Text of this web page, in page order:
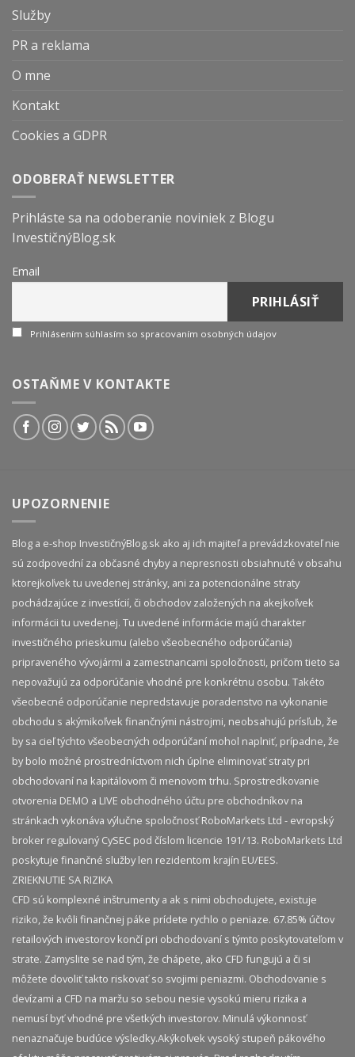
Služby
PR a reklama
O mne
Kontakt
Cookies a GDPR
ODOBERAŤ NEWSLETTER
Prihláste sa na odoberanie noviniek z Blogu
InvestičnýBlog.sk
Email
Prihlásením súhlasím so spracovaním osobných údajov
OSTAŇME V KONTAKTE
UPOZORNENIE
Blog a e-shop InvestičnýBlog.sk ako aj ich majiteľ a prevádzkovateľ nie
sú zodpovední za občasné chyby a nepresnosti obsiahnuté v obsahu
ktorejkoľvek tu uvedenej stránky, ani za potencionálne straty
pochádzajúce z investícií, či obchodov založených na akejkoľvek
informácii tu uvedenej. Tu uvedené informácie majú charakter
investičného prieskumu (alebo všeobecného odporúčania)
pripraveného vývojármi a zamestnancami spoločnosti, pričom tieto sa
nepovažujú za odporúčanie vhodné pre konkrétnu osobu. Takéto
všeobecné odporúčanie nepredstavuje poradenstvo na vykonanie
obchodu s akýmikoľvek finančnými nástrojmi, neobsahujú prísľub, že
by sa cieľ týchto všeobecných odporúčaní mohol naplniť, prípadne, že
by bolo možné prostredníctvom nich úplne eliminovať straty pri
obchodovaní na kapitálovom či menovom trhu. Sprostredkovanie
otvorenia DEMO a LIVE obchodného účtu pre obchodníkov na
stránkach vykonáva výlučne spoločnosť RoboMarkets Ltd - evropský
broker regulovaný CySEC pod číslom licencie 191/13. RoboMarkets Ltd
poskytuje finančné služby len rezidentom krajín EU/EES.
ZRIEKNUTIE SA RIZIKA
CFD sú komplexné inštrumenty a ak s nimi obchodujete, existuje
riziko, že kvôli finančnej páke prídete rychlo o peniaze. 67.85% účtov
retailových investorov končí pri obchodovaní s týmto poskytovateľom v
strate. Zamyslite se nad tým, že chápete, ako CFD fungujú a či si
môžete dovoliť takto riskovať so svojimi peniazmi. Obchodovanie s
devízami a CFD na maržu so sebou nesie vysokú mieru rizika a
nemusí byť vhodné pre všetkých investorov. Minulá výkonnosť
nenaznačuje budúce výsledky.​ Akýkoľvek vysoký stupeň pákového